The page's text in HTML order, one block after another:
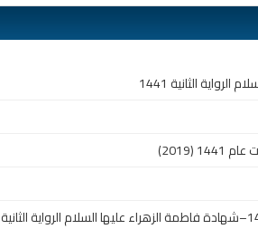
الثانية 1441
(2019)
حسينية النور – ليلة 16 جمادى الأولى 1441–شهادة فاطمة الزهراء عليها السلام الرواية الثانية